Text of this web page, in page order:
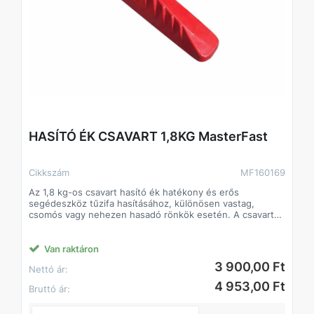
HASÍTÓ ÉK CSAVART 1,8KG MasterFast
Cikkszám
MF160169
Az 1,8 kg-os csavart hasító ék hatékony és erős
segédeszköz tűzifa hasításához, különösen vastag,
csomós vagy nehezen hasadó rönkök esetén. A csavart
eredményesebb munkavégzést tesz lehetővé.
• 1,8 kg-os tömeg – nagyobb hasítóerő, mégis jól
• Csavart (spirálos) forma – fokozott repesztőhatás,
hatékonyabb hasítás
Van raktáron
Nettó ár:
3 900,00 Ft
Bruttó ár: 4 953,00 Ft